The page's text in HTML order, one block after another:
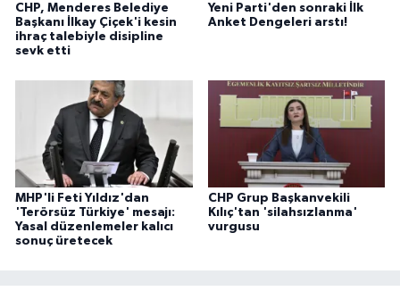
CHP, Menderes Belediye
Başkanı İlkay Çiçek'i kesin
ihraç talebiyle disipline
sevk etti
Yeni Parti'den sonraki İlk
Anket Dengeleri arstı!
MHP'li Feti Yıldız'dan
'Terörsüz Türkiye' mesajı:
Yasal düzenlemeler kalıcı
sonuç üretecek
CHP Grup Başkanvekili
Kılıç'tan 'silahsızlanma'
vurgusu